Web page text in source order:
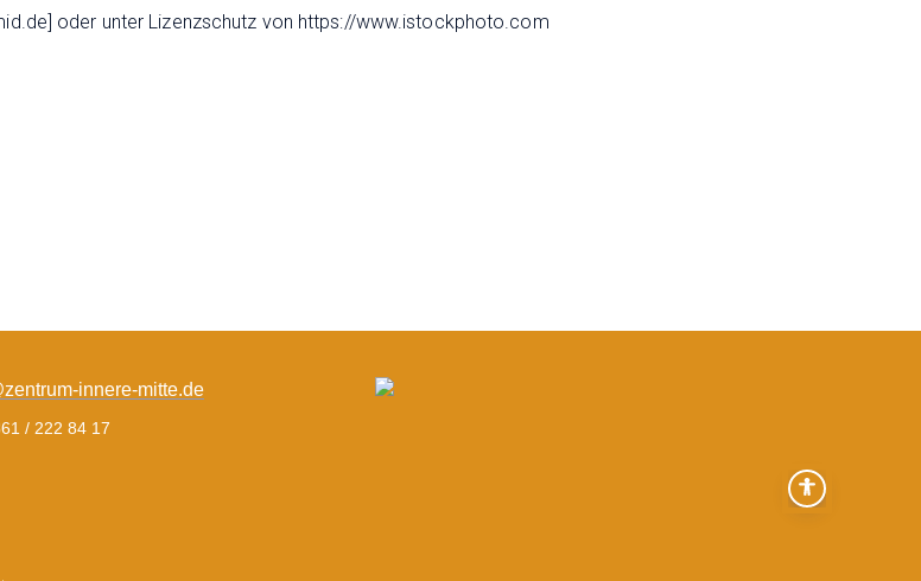
oder unter Lizenzschutz von https://www.istockphoto.com
innere-mitte.de
/ 222 84 17